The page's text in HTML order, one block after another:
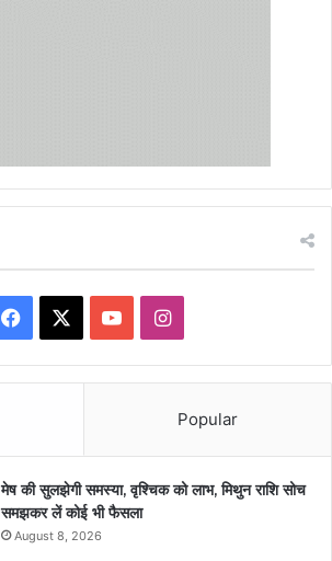
Facebook YouTubeInstagram
Popular
मेष की सुलझेगी समस्या, वृश्चिक को लाभ, मिथुन राशि सोच
समझकर लें कोई भी फैसला
August 8, 2026